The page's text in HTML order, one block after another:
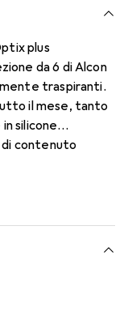
plus
da 6 di Alcon
traspiranti.
il mese, tanto
silicone
di contenuto
per tutto il giorno